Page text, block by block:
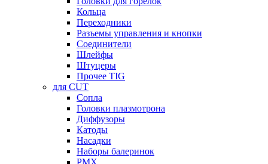
Кольца
Переходники
Разъемы управления и кнопки
Соединители
Шлейфы
Штуцеры
Прочее TIG
для CUT
Сопла
Головки плазмотрона
Диффузоры
Катоды
Насадки
Наборы балеринок
PMX